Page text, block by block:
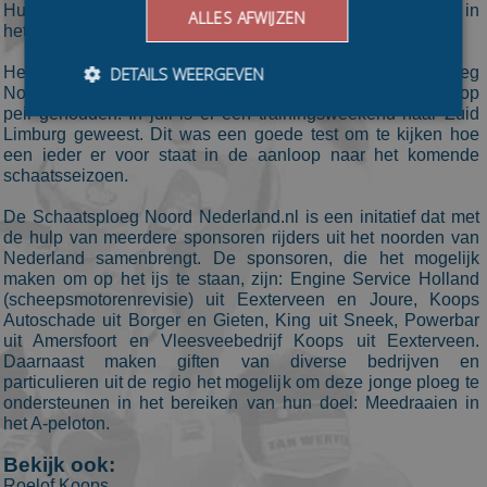
Hunter Sportswear uitkwam, heeft al twee jaren ervaring in
het A-peloton.
Het afgelopen zomer hebben de rijders van Schaatsploeg
Noord Nederland.nl met fietsen en skeeleren hun conditie op
peil gehouden. In juli is er een trainingsweekend naar Zuid
Limburg geweest. Dit was een goede test om te kijken hoe
een ieder er voor staat in de aanloop naar het komende
schaatsseizoen.
De Schaatsploeg Noord Nederland.nl is een initatief dat met
de hulp van meerdere sponsoren rijders uit het noorden van
Nederland samenbrengt. De sponsoren, die het mogelijk
maken om op het ijs te staan, zijn: Engine Service Holland
(scheepsmotorenrevisie) uit Eexterveen en Joure, Koops
Autoschade uit Borger en Gieten, King uit Sneek, Powerbar
uit Amersfoort en Vleesveebedrijf Koops uit Eexterveen.
Daarnaast maken giften van diverse bedrijven en
particulieren uit de regio het mogelijk om deze jonge ploeg te
ondersteunen in het bereiken van hun doel: Meedraaien in
het A-peloton.
Bekijk ook:
ALLES AFWIJZEN
DETAILS WEERGEVEN
Bezoekersgegevens Gerichte advertenties
bezoekers de website gebruiken, bijv. analytische
cookies. Deze cookies kunnen niet worden gebruikt om
een bepaalde bezoeker direct te identificeren.
Naam
Aanbieder/
Domein
Vervaldatum
_ga
Google LLC
.schaatspeloton.nl
1 jaar 1
maand
This cookie
name is
asssociated
with Google
Universal
Analytics -